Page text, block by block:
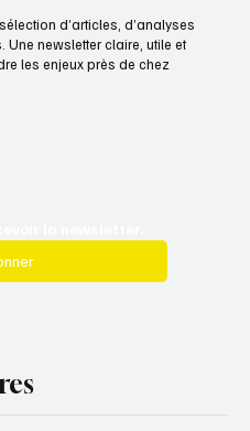
d’articles, d’analyses
Une newsletter claire, utile et
les enjeux près de chez